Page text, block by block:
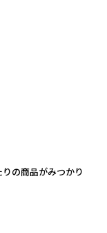
の商品がみつかり